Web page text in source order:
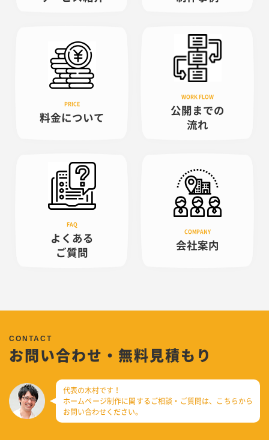
料金について
公開までの
流れ
よくある
ご質問
会社案内
お問い合わせ・無料見積もり
代表の木村です！
ホームページ制作に関するご相談・ご質問は、 こちらから
お問い合わせください。